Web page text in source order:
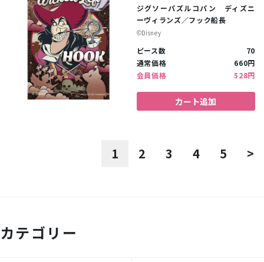
ジグソーパズルコパン ディズニ
ーヴィランズ／フック船長
©︎Disney
ピース数
70
通常価格
660円
会員価格
528円
カート追加
1 2 3 4 5 >
カテゴリー